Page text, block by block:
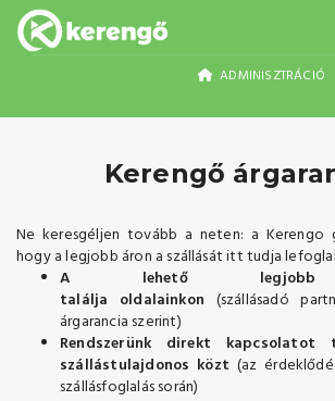
ADMINISZTRÁCIÓ
Kerengő
Ne keresgéljen tovább a neten: a Kerengo
hogy a legjobb áron a szállását itt tudja
A lehető legjobb
találja oldalainkon (szállásadó
árgarancia szerint)
Rendszerünk direkt
szállástulajdonos közt (az
szállásfoglalás során)